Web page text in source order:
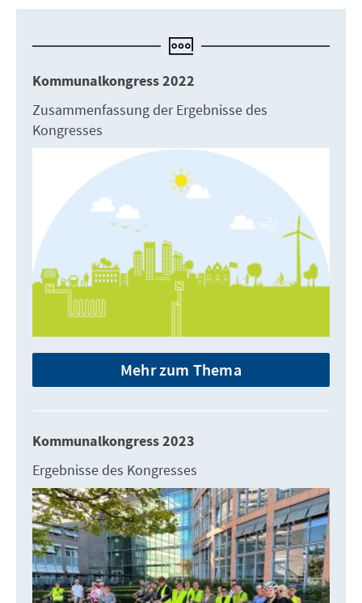
Kommunalkongress 2022
Zusammenfassung der Ergebnisse des
Kongresses
Mehr zum Thema
Kommunalkongress 2023
Ergebnisse des Kongresses